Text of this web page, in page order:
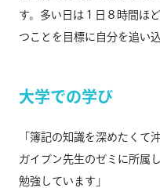
す。多い日は１日８時間ほ
つことを目標に自分を追い
大学での学び
「簿記の知識を深めたくて
ガイブン先生のゼミに所属
勉強しています」